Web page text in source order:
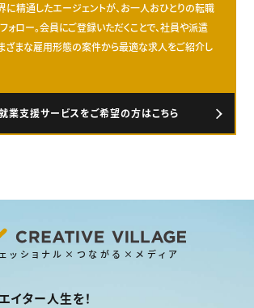
に精通したエージェントが、お一人おひとりの転職
ォロー。会員にご登録いただくことで、社員や派遣
ざまな雇用形態の案件から最適な求人をご紹介し
業支援サービスをご希望の方はこちら
ッショナル×つながる×メディア
イター人生を！